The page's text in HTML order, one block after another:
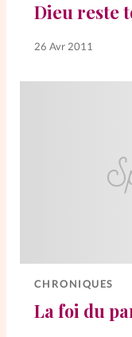
Dieu reste
26 Avr 2011
CHRONIQUES
La foi du